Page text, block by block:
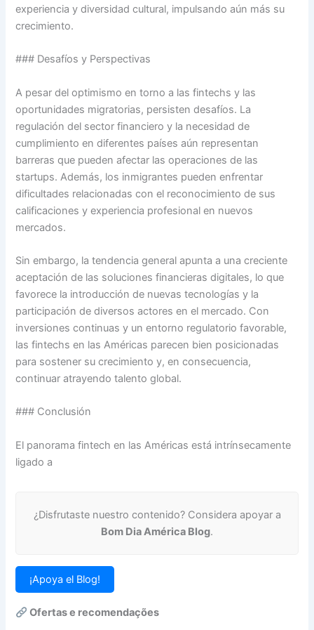
experiencia y diversidad cultural, impulsando aún más su
crecimiento.
### Desafíos y Perspectivas
A pesar del optimismo en torno a las fintechs y las
oportunidades migratorias, persisten desafíos. La
regulación del sector financiero y la necesidad de
cumplimiento en diferentes países aún representan
barreras que pueden afectar las operaciones de las
startups. Además, los inmigrantes pueden enfrentar
dificultades relacionadas con el reconocimiento de sus
calificaciones y experiencia profesional en nuevos
mercados.
Sin embargo, la tendencia general apunta a una creciente
aceptación de las soluciones financieras digitales, lo que
favorece la introducción de nuevas tecnologías y la
participación de diversos actores en el mercado. Con
inversiones continuas y un entorno regulatorio favorable,
las fintechs en las Américas parecen bien posicionadas
para sostener su crecimiento y, en consecuencia,
continuar atrayendo talento global.
### Conclusión
El panorama fintech en las Américas está intrínsecamente
ligado a
¿Disfrutaste nuestro contenido? Considera apoyar a
Bom Dia América Blog.
¡Apoya el Blog!
Ofertas e recomendações